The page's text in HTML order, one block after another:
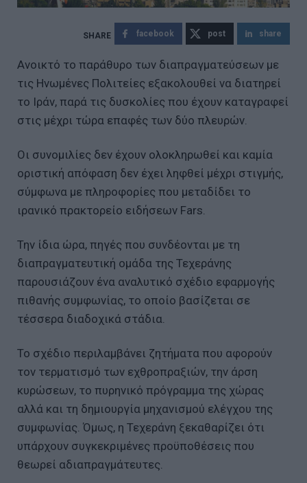
facebook post share
Ανοικτό το παράθυρο των διαπραγματεύσεων με
τις Ηνωμένες Πολιτείες εξακολουθεί να διατηρεί
το Ιράν, παρά τις δυσκολίες που έχουν καταγραφεί
στις μέχρι τώρα επαφές των δύο πλευρών.
Οι συνομιλίες δεν έχουν ολοκληρωθεί και καμία
οριστική απόφαση δεν έχει ληφθεί μέχρι στιγμής,
σύμφωνα με πληροφορίες που μεταδίδει το
ιρανικό πρακτορείο ειδήσεων Fars.
Την ίδια ώρα, πηγές που συνδέονται με τη
διαπραγματευτική ομάδα της Τεχεράνης
παρουσιάζουν ένα αναλυτικό σχέδιο εφαρμογής
πιθανής συμφωνίας, το οποίο βασίζεται σε
τέσσερα διαδοχικά στάδια.
Το σχέδιο περιλαμβάνει ζητήματα που αφορούν
τον τερματισμό των εχθροπραξιών, την άρση
κυρώσεων, το πυρηνικό πρόγραμμα της χώρας
αλλά και τη δημιουργία μηχανισμού ελέγχου της
συμφωνίας. Όμως, η Τεχεράνη ξεκαθαρίζει ότι
υπάρχουν συγκεκριμένες προϋποθέσεις που
θεωρεί αδιαπραγμάτευτες.